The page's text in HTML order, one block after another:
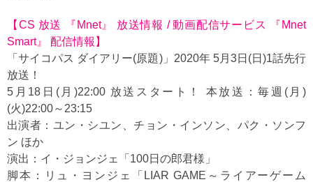
【CS 放送 『Mnet』 放送情報 / 動画配信サービス 『Mnet
Smart』 配信情報】
「サイコパス ダイアリー(原題)」2020年 5月3日(日)1話先行
放送！
5月18日(月)22:00 放送スタート！ 本放送：毎週(月)
(火)22:00～23:15
出演者：ユン・シユン、チョン・インソン、パク・ソンフ
ン ほか
演出：イ・ジョンジェ「100日の郎君様」
脚本：リュ・ヨンジェ「LIAR GAME～ライアーゲーム